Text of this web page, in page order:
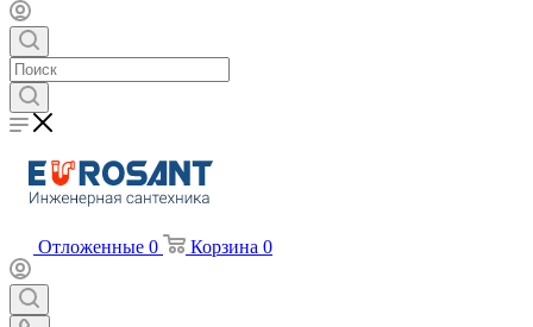
Отложенные 0 Корзина 0